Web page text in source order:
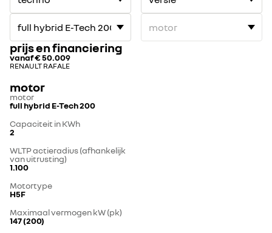
prijs en financiering
vanaf€ 50.009
RENAULT RAFALE
motor
motor
full hybrid E-Tech 200
Capaciteit in KWh
2
WLTP actieradius (afhankelijk
van uitrusting)
1.100
Motortype
H5F
Maximaal vermogen kW (pk)
147 (200)